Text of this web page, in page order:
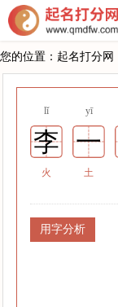
您的位置： 起名打分网
lǐ yī
李 一
火 土
用字分析